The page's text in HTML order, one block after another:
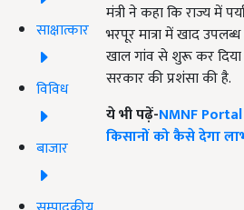
साक्षात्कार
विविध
बाजार
मंत्री ने कहा कि राज्य में
भरपूर मात्रा में खाद
खाल गांव से शुरू कर दिया
सरकार की प्रशंसा की है.
ये भी पढ़ें-NMNF
किसानों को कैसे देगा